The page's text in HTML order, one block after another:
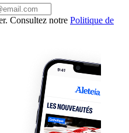
Consultez notre Politique de